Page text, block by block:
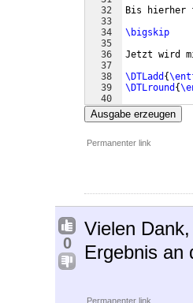
32
33
34
35
36
37
38
39
40
41
Bis hierher
\bigskip
Jetzt wird
\DTLadd {
\DTLround {
Von A nach
Ausgabe erzeugen
Permanenter link
0
Vielen
Ergebnis an
Permanenter link